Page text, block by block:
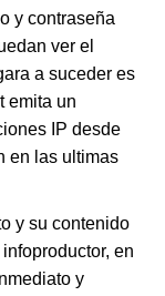
y contraseña
ver el
a suceder es
emita un
IP desde
en las ultimas
y su contenido
en
y